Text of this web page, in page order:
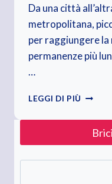
Da una città
metropolitana,
per raggiungere
permanenze più
…
LEGGI DI PIÙ
DELLA